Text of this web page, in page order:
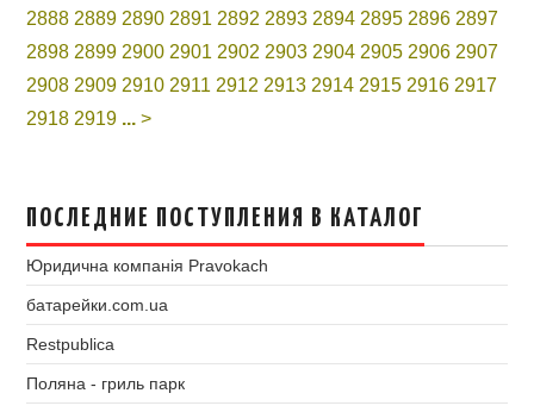
2888 2889 2890 2891 2892 2893 2894 2895 2896 2897
2898 2899 2900 2901 2902 2903 2904 2905 2906 2907
2908 2909 2910 2911 2912 2913 2914 2915 2916 2917
2918 2919 ... >
ПОСЛЕДНИЕ ПОСТУПЛЕНИЯ В КАТАЛОГ
Юридична компанія Pravokach
батарейки.com.ua
Restpublica
Поляна - гриль парк